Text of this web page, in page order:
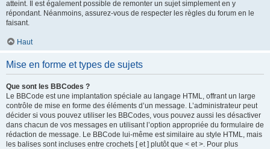
atteint. Il est également possible de remonter un sujet simplement en y
répondant. Néanmoins, assurez-vous de respecter les règles du forum en le
faisant.
Haut
Mise en forme et types de sujets
Que sont les BBCodes ?
Le BBCode est une implantation spéciale au langage HTML, offrant un large
contrôle de mise en forme des éléments d’un message. L’administrateur peut
décider si vous pouvez utiliser les BBCodes, vous pouvez aussi les désactiver
dans chacun de vos messages en utilisant l’option appropriée du formulaire de
rédaction de message. Le BBCode lui-même est similaire au style HTML, mais
les balises sont incluses entre crochets [ et ] plutôt que < et >. Pour plus